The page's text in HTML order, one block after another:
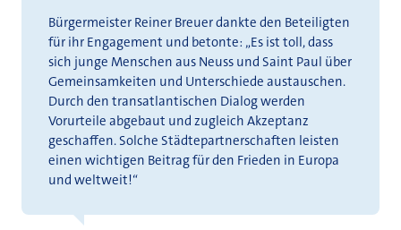
Bürgermeister Reiner Breuer dankte den Beteiligten
für ihr Engagement und betonte: „Es ist toll, dass
sich junge Menschen aus Neuss und Saint Paul über
Gemeinsamkeiten und Unterschiede austauschen.
Durch den transatlantischen Dialog werden
Vorurteile abgebaut und zugleich Akzeptanz
geschaffen. Solche Städtepartnerschaften leisten
einen wichtigen Beitrag für den Frieden in Europa
und weltweit!“